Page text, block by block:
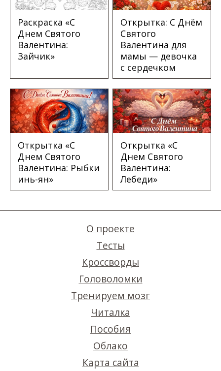
Раскраска «С
Днем Святого
Валентина:
Зайчик»
Открытка: С Днём
Святого
Валентина для
мамы — девочка
с сердечком
Открытка «С
Днем Святого
Валентина: Рыбки
инь-ян»
Открытка «С
Днем Святого
Валентина:
Лебеди»
О проекте
Тесты
Кроссворды
Головоломки
Тренируем мозг
Читалка
Пособия
Облако
Карта сайта